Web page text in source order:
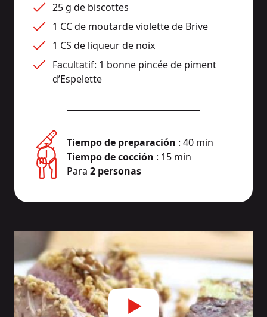
25 g de biscottes
1 CC de moutarde violette de Brive
1 CS de liqueur de noix
Facultatif: 1 bonne pincée de piment
d’Espelette
Tiempo de preparación : 40 min
Tiempo de cocción : 15 min
Para 2 personas